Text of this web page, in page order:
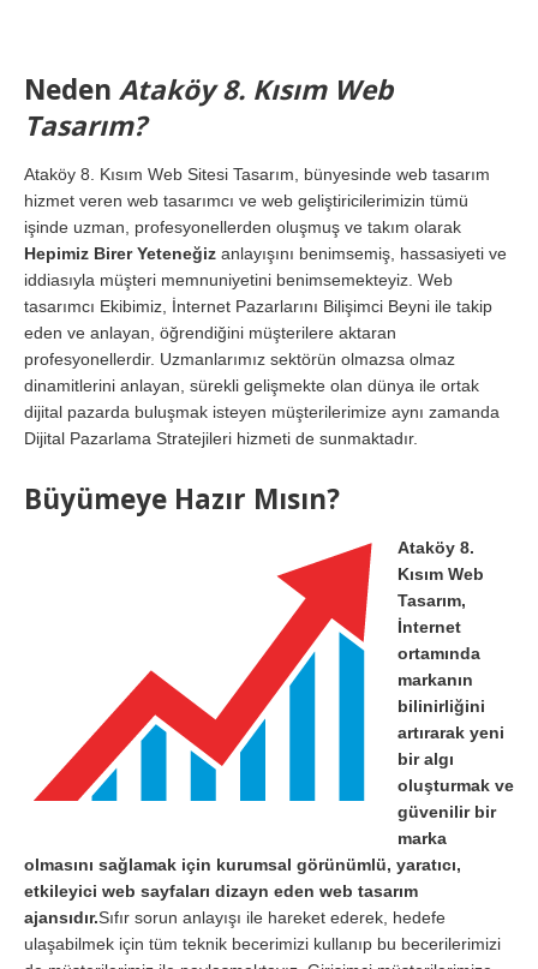
Neden Ataköy 8. Kısım Web
Tasarım?
Ataköy 8. Kısım Web Sitesi Tasarım, bünyesinde web tasarım
hizmet veren web tasarımcı ve web geliştiricilerimizin tümü
işinde uzman, profesyonellerden oluşmuş ve takım olarak
Hepimiz Birer Yeteneğiz anlayışını benimsemiş, hassasiyeti ve
iddiasıyla müşteri memnuniyetini benimsemekteyiz. Web
tasarımcı Ekibimiz, İnternet Pazarlarını Bilişimci Beyni ile takip
eden ve anlayan, öğrendiğini müşterilere aktaran
profesyonellerdir. Uzmanlarımız sektörün olmazsa olmaz
dinamitlerini anlayan, sürekli gelişmekte olan dünya ile ortak
dijital pazarda buluşmak isteyen müşterilerimize aynı zamanda
Dijital Pazarlama Stratejileri hizmeti de sunmaktadır.
Büyümeye Hazır Mısın?
Ataköy 8.
Kısım Web
Tasarım,
İnternet
ortamında
markanın
bilinirliğini
artırarak yeni
bir algı
oluşturmak ve
güvenilir bir
marka
olmasını sağlamak için kurumsal görünümlü, yaratıcı,
etkileyici web sayfaları dizayn eden web tasarım
ajansıdır.Sıfır sorun anlayışı ile hareket ederek, hedefe
ulaşabilmek için tüm teknik becerimizi kullanıp bu becerilerimizi